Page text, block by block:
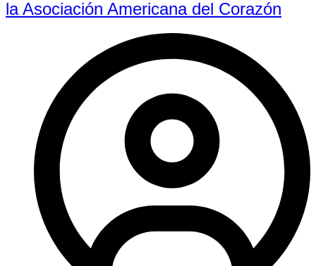
la Asociación Americana del Corazón